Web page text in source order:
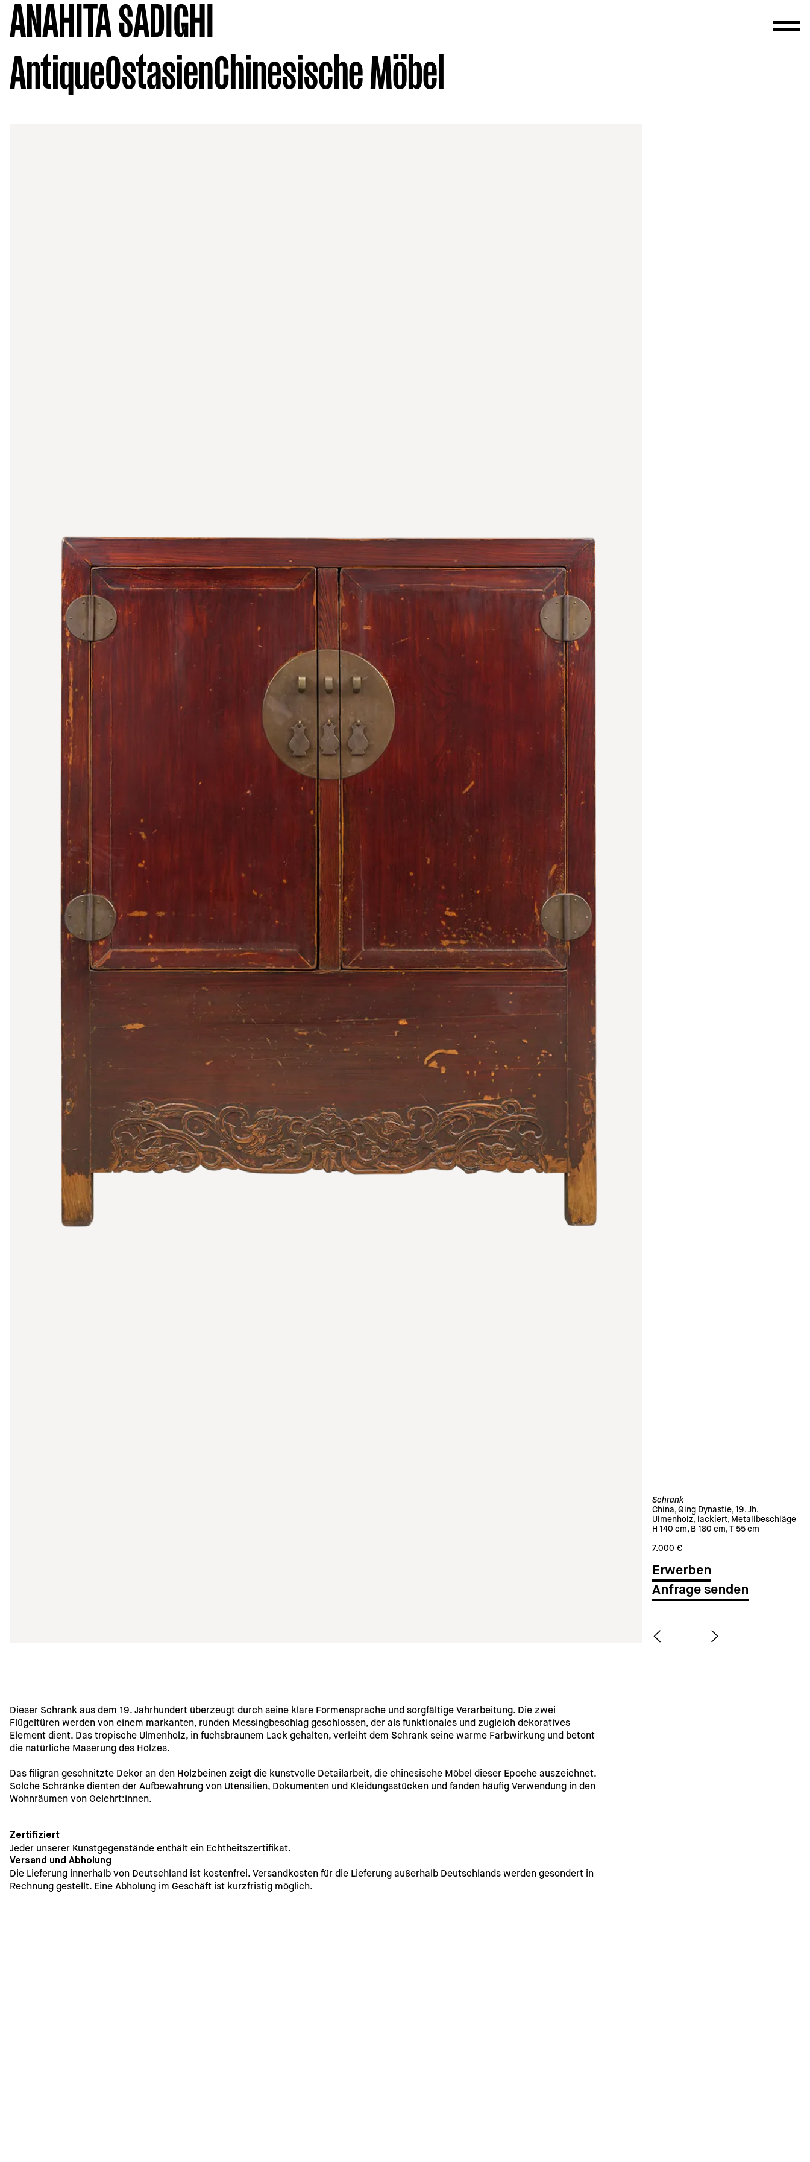
ANAHITA SADIGHI
AntiqueOstasienChinesische Möbel
Schrank
China, Qing Dynastie, 19. Jh.
Ulmenholz, lackiert, Metallbeschläge
H 140 cm, B 180 cm, T 55 cm
7.000 €
Anfrage senden
Dieser Schrank aus dem 19. Jahrhundert überzeugt durch seine klare Formensprache und sorgfältige Verarbeitung. Die zwei
Flügeltüren werden von einem markanten, runden Messingbeschlag geschlossen, der als funktionales und zugleich dekoratives
Element dient. Das tropische Ulmenholz, in fuchsbraunem Lack gehalten, verleiht dem Schrank seine warme Farbwirkung und betont
die natürliche Maserung des Holzes.
Das filigran geschnitzte Dekor an den Holzbeinen zeigt die kunstvolle Detailarbeit, die chinesische Möbel dieser Epoche auszeichnet.
Solche Schränke dienten der Aufbewahrung von Utensilien, Dokumenten und Kleidungsstücken und fanden häufig Verwendung in den
Wohnräumen von Gelehrt:innen.
Zertifiziert
Jeder unserer Kunstgegenstände enthält ein Echtheitszertifikat.
Versand und Abholung
Die Lieferung innerhalb von Deutschland ist kostenfrei. Versandkosten für die Lieferung außerhalb Deutschlands werden gesondert in
Rechnung gestellt. Eine Abholung im Geschäft ist kurzfristig möglich.